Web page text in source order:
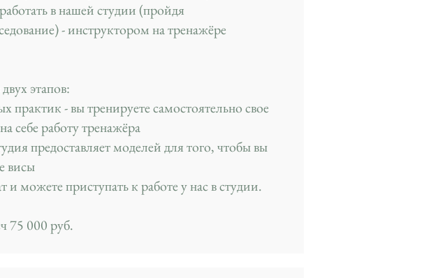
в нашей студии (пройдя
- инструктором на тренажёре
этапов:
практик - вы тренируете самостоятельно свое
себе работу тренажёра
предоставляет моделей для того, чтобы вы
висы
можете приступать к работе у нас в студии.
75 000 руб.